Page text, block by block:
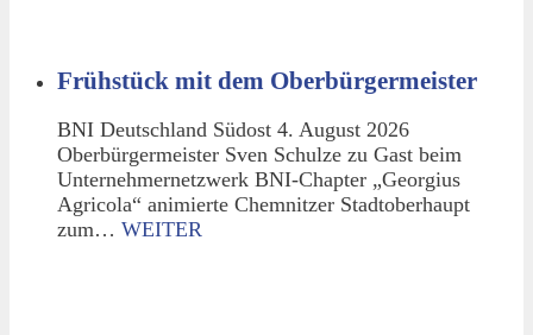
Frühstück mit dem Oberbürgermeister
BNI Deutschland Südost 4. August 2026
Oberbürgermeister Sven Schulze zu Gast beim
Unternehmernetzwerk BNI-Chapter „Georgius
Agricola“ animierte Chemnitzer Stadtoberhaupt
zum… WEITER